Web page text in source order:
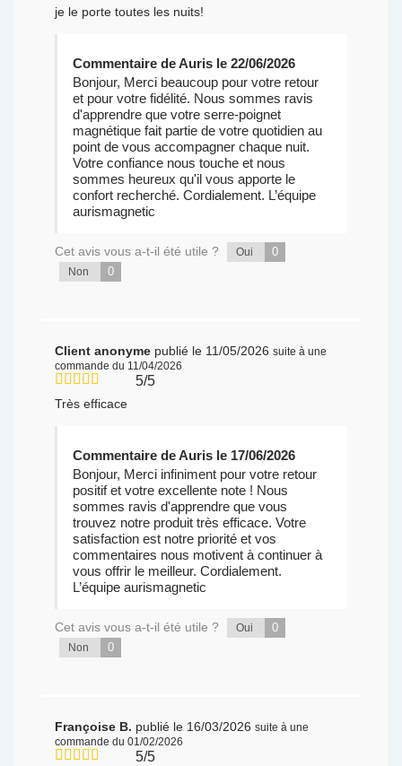
je le porte toutes les nuits!
Commentaire de Auris le 22/06/2026
Bonjour, Merci beaucoup pour votre retour
et pour votre fidélité. Nous sommes ravis
d'apprendre que votre serre-poignet
magnétique fait partie de votre quotidien au
point de vous accompagner chaque nuit.
Votre confiance nous touche et nous
sommes heureux qu'il vous apporte le
confort recherché. Cordialement. L’équipe
aurismagnetic
Cet avis vous a-t-il été utile ? Oui 0
Non 0
Client anonyme publié le 11/05/2026 suite à une
commande du 11/04/2026
5/5
Très efficace
Commentaire de Auris le 17/06/2026
Bonjour, Merci infiniment pour votre retour
positif et votre excellente note ! Nous
sommes ravis d'apprendre que vous
trouvez notre produit très efficace. Votre
satisfaction est notre priorité et vos
commentaires nous motivent à continuer à
vous offrir le meilleur. Cordialement.
L’équipe aurismagnetic
Cet avis vous a-t-il été utile ? Oui 0
Non 0
Françoise B. publié le 16/03/2026 suite à une
commande du 01/02/2026
5/5